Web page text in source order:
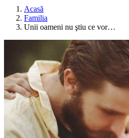
Acasă
Familia
Unii oameni nu ştiu ce vor…